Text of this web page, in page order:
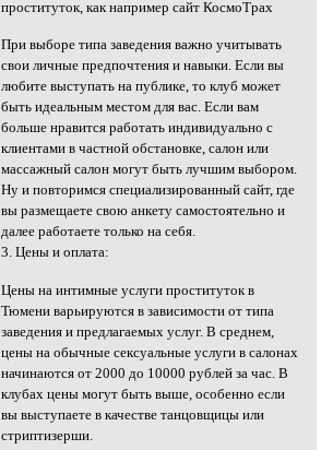
проституток, как например сайт КосмоТрах
При выборе типа заведения важно учитывать
свои личные предпочтения и навыки. Если вы
любите выступать на публике, то клуб может
быть идеальным местом для вас. Если вам
больше нравится работать индивидуально с
клиентами в частной обстановке, салон или
массажный салон могут быть лучшим выбором.
Ну и повторимся специализированный сайт, где
вы размещаете свою анкету самостоятельно и
далее работаете только на себя.
3. Цены и оплата:
Цены на интимные услуги проституток в
Тюмени варьируются в зависимости от типа
заведения и предлагаемых услуг. В среднем,
цены на обычные сексуальные услуги в салонах
начинаются от 2000 до 10000 рублей за час. В
клубах цены могут быть выше, особенно если
вы выступаете в качестве танцовщицы или
стриптизерши.